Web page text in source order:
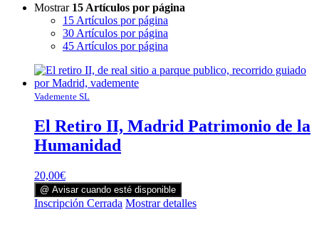
Mostrar 15 Artículos por página
15 Artículos por página
30 Artículos por página
45 Artículos por página
Vademente SL
El Retiro II, Madrid Patrimonio de la
Humanidad
20,00€
@ Avisar cuando esté disponible
Inscripción Cerrada Mostrar detalles